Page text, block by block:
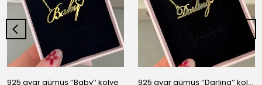
925 ayar gümüş ‘’Baby’’ kolye 925 ayar gümüş ‘’Darling’’ kolye